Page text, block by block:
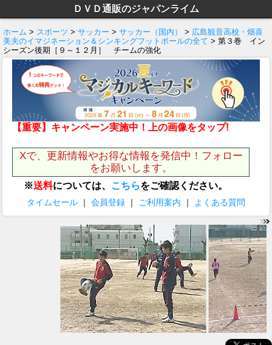
ＤＶＤ通販のジャパンライム
ホーム > スポーツ > サッカー > サッカー（国内） > 広島観音高校・畑喜
美夫のイマジネーション＆シンキングフットボールの全て > 第３巻 イン
シーズン後期［９～１２月］ チームの強化
【重要】キャンペーン実施中！上の画像をタップ!
Xで、更新情報やお得な情報を発信中！フォロー
をお願いします。
※送料については、 こちらをご確認ください。
タイムセール ｜ 会員登録 ｜ ご利用案内 ｜ よくある質問